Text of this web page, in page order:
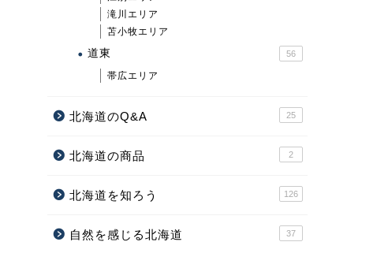
滝川エリア
苫小牧エリア
道東 56
帯広エリア
北海道のQ&A 25
北海道の商品 2
北海道を知ろう 126
自然を感じる北海道 37